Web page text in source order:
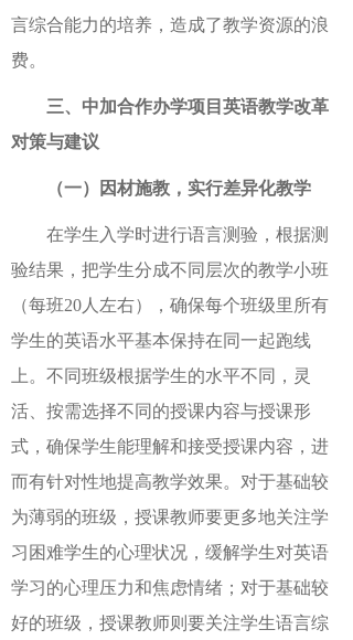
言综合能力的培养，造成了教学资源的浪
费。
三、中加合作办学项目英语教学改革
对策与建议
（一）因材施教，实行差异化教学
在学生入学时进行语言测验，根据测
验结果，把学生分成不同层次的教学小班
（每班20人左右），确保每个班级里所有
学生的英语水平基本保持在同一起跑线
上。不同班级根据学生的水平不同，灵
活、按需选择不同的授课内容与授课形
式，确保学生能理解和接受授课内容，进
而有针对性地提高教学效果。对于基础较
为薄弱的班级，授课教师要更多地关注学
习困难学生的心理状况，缓解学生对英语
学习的心理压力和焦虑情绪；对于基础较
好的班级，授课教师则要关注学生语言综